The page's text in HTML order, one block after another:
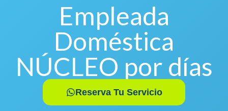
Empleada
Doméstica
NÚCLEO por días
Reserva Tu Servicio